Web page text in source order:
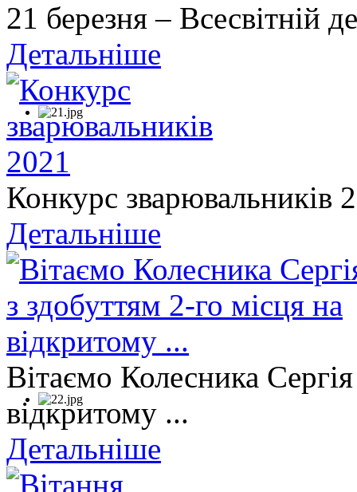
21 березня – Всесвітній
Детальніше
Конкурс зварювальників
Детальніше
Вітаємо Колесника
відкритому ...
Детальніше